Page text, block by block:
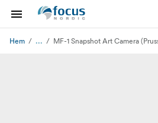
Hem ... MF-1 Snapshot Art Camera